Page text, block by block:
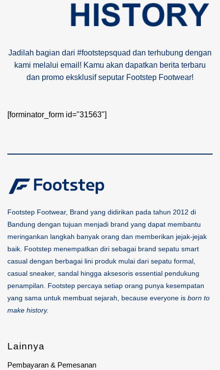
Jadilah bagian dari #footstepsquad dan terhubung dengan
kami melalui email! Kamu akan dapatkan berita terbaru
dan promo eksklusif seputar Footstep Footwear!
[forminator_form id="31563"]
Footstep Footwear, Brand yang didirikan pada tahun 2012 di
Bandung dengan tujuan menjadi brand yang dapat membantu
meringankan langkah banyak orang dan memberikan jejak-jejak
baik. Footstep menempatkan diri sebagai brand sepatu smart
casual dengan berbagai lini produk mulai dari sepatu formal,
casual sneaker, sandal hingga aksesoris essential pendukung
penampilan. Footstep percaya setiap orang punya kesempatan
yang sama untuk membuat sejarah, because everyone is born to
make history.
Lainnya
Pembayaran & Pemesanan